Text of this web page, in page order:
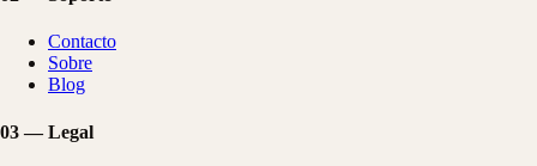
Contacto
Sobre
Blog
03— Legal